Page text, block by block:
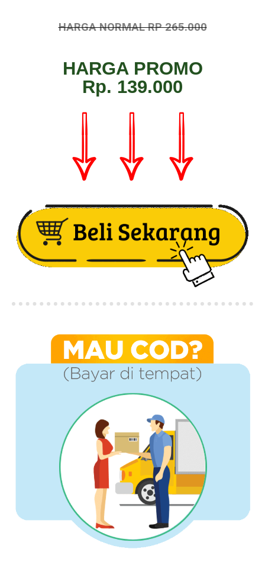
HARGA NORMAL RP 265.000
HARGA PROMO
Rp. 139.000